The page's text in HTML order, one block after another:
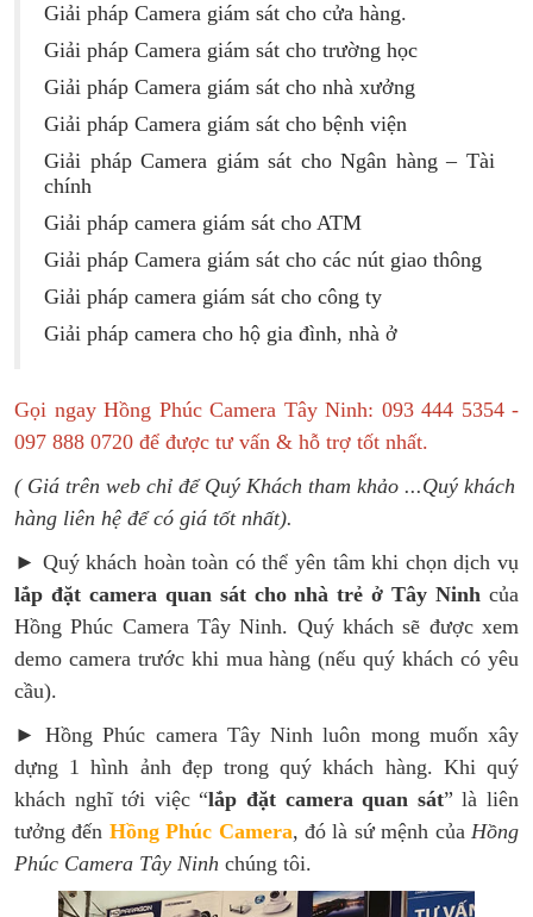
Giải pháp Camera giám sát cho cửa hàng.
Giải pháp Camera giám sát cho trường học
Giải pháp Camera giám sát cho nhà xưởng
Giải pháp Camera giám sát cho bệnh viện
Giải pháp Camera giám sát cho Ngân hàng – Tài
chính
Giải pháp camera giám sát cho ATM
Giải pháp Camera giám sát cho các nút giao thông
Giải pháp camera giám sát cho công ty
Giải pháp camera cho hộ gia đình, nhà ở
Gọi ngay Hồng Phúc Camera Tây Ninh: 093 444 5354 -
097 888 0720 để được tư vấn & hỗ trợ tốt nhất.
( Giá trên web chỉ để Quý Khách tham khảo ...Quý khách
hàng liên hệ để có giá tốt nhất).
► Quý khách hoàn toàn có thể yên tâm khi chọn dịch vụ
lắp đặt camera quan sát cho nhà trẻ ở Tây Ninh của
Hồng Phúc Camera Tây Ninh. Quý khách sẽ được xem
demo camera trước khi mua hàng (nếu quý khách có yêu
cầu).
► Hồng Phúc camera Tây Ninh luôn mong muốn xây
dựng 1 hình ảnh đẹp trong quý khách hàng. Khi quý
khách nghĩ tới việc “lắp đặt camera quan sát” là liên
tưởng đến Hồng Phúc Camera, đó là sứ mệnh củaHồng
Phúc Camera Tây Ninh chúng tôi.